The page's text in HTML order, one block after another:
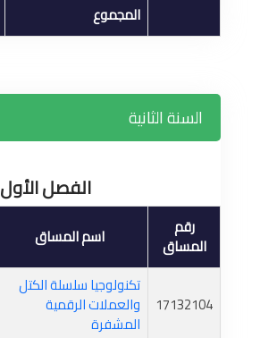
المجموع
السنة الثانية
الفصل الأول
رقم
المساق اسم المساق
17132104
تكنولوجيا سلسلة الكتل
والعملات الرقمية
المشفرة